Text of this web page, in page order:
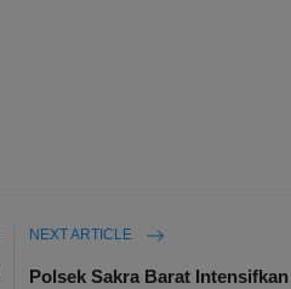
NEXT ARTICLE
Polsek Sakra Barat